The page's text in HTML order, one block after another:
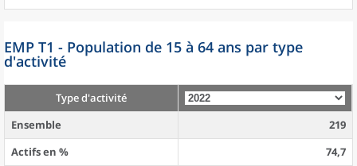
EMP T1 - Population de 15 à 64 ans par type
d'activité
Type d'activité
Ensemble
219
Actifs en %
74,7